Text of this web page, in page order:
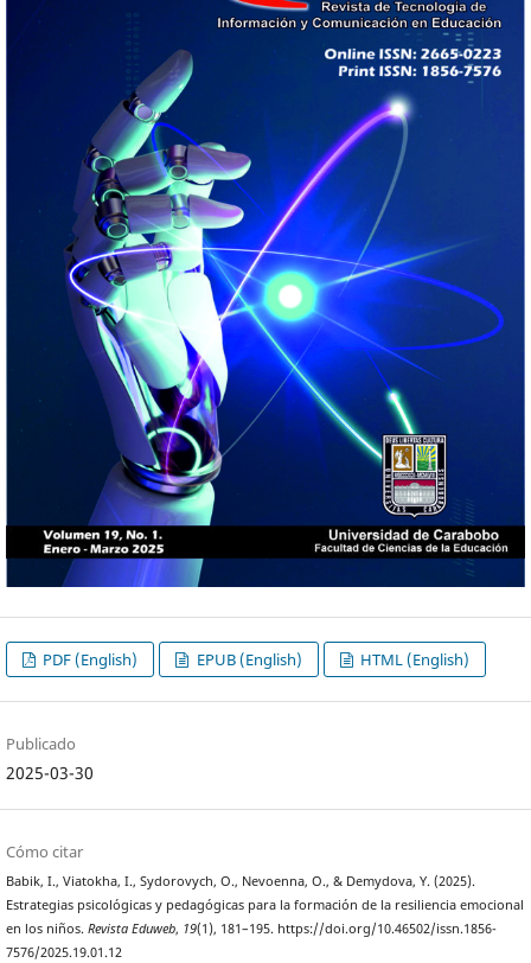
PDF (English) EPUB (English) HTML (English)
Publicado
2025-03-30
Cómo citar
Babik, I., Viatokha, I., Sydorovych, O., Nevoenna, O., & Demydova, Y. (2025).
Estrategias psicológicas y pedagógicas para la formación de la resiliencia emocional
en los niños.Revista Eduweb, 19(1), 181–195. https://doi.org/10.46502/issn.1856-
7576/2025.19.01.12